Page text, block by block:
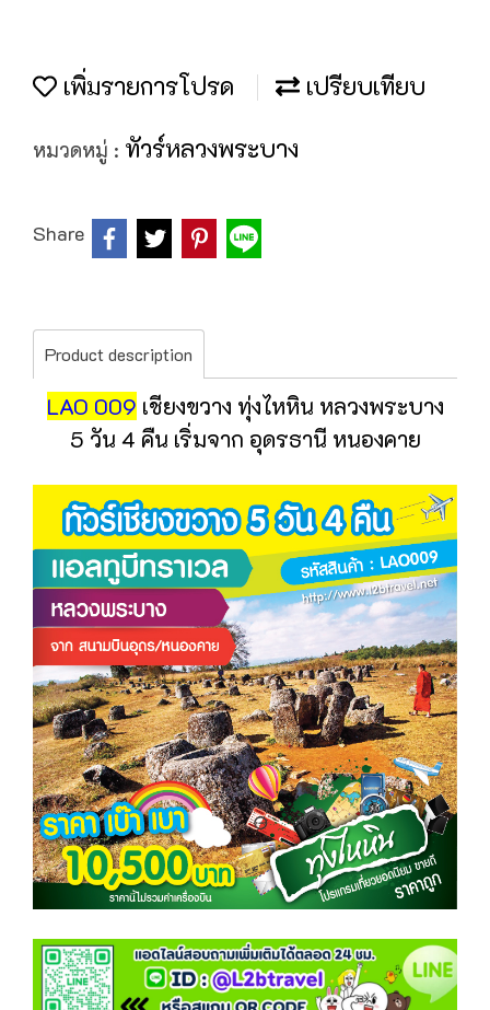
เพิ่มรายการโปรด เปรียบเทียบ
หมวดหมู่ : ทัวร์หลวงพระบาง
Share
Product description
LAO 009 เชียงขวาง ทุ่งไหหิน หลวงพระบาง
5 วัน 4 คืน เริ่มจาก อุดรธานี หนองคาย